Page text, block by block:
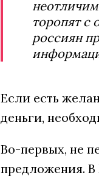
торопят с
россиян
Если есть
деньги,
Во-первых, не
предложения. В